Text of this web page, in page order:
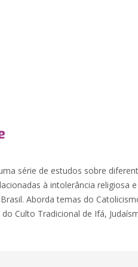
série de estudos sobre
à intolerância religiosa
Aborda temas do
do Culto Tradicional de Ifá,